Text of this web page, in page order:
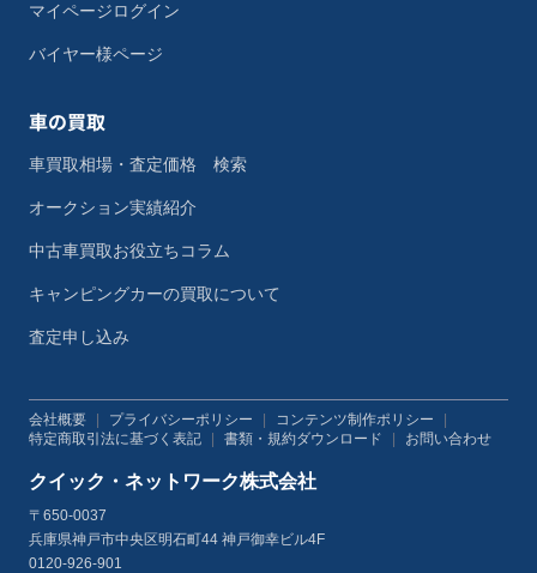
マイページログイン
バイヤー様ページ
車の買取
車買取相場・査定価格 検索
オークション実績紹介
中古車買取お役立ちコラム
キャンピングカーの買取について
査定申し込み
会社概要 プライバシーポリシー コンテンツ制作ポリシー
特定商取引法に基づく表記
書類・規約ダウンロード お問い合わせ
クイック・ネットワーク株式会社
〒650-0037
兵庫県神戸市中央区明石町44 神戸御幸ビル4F
0120-926-901